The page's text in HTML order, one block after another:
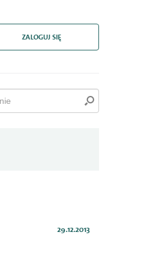
ZALOGUJ SIĘ
29.12.2013